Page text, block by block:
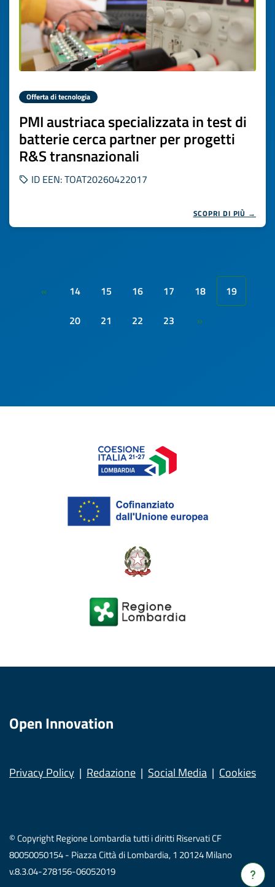
Verrà
Offerta di tecnologia
PMI austriaca specializzata in test di
batterie cerca partner per progetti
R&S transnazionali
ID EEN: TOAT20260422017
SCOPRI DI PIÙ →
« 14 15 16 17 18
19
20
21 22 23 »
Open Innovation
Privacy Policy Redazione Social Media Cookies
© Copyright Regione Lombardia tutti i diritti Riservati CF
80050050154 - Piazza Città di Lombardia, 1 20124 Milano
v.8.3.04-278156-06052019